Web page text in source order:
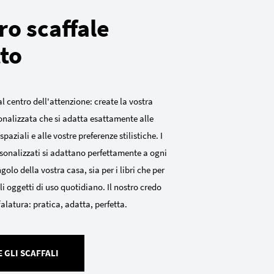
scaffale
centro dell'attenzione: create la vostra
che si adatta esattamente alle
e alle vostre preferenze stilistiche. I
si adattano perfettamente a ogni
della vostra casa, sia per i libri che per
oggetti di uso quotidiano. Il nostro credo
pratica, adatta, perfetta.
GLI SCAFFALI